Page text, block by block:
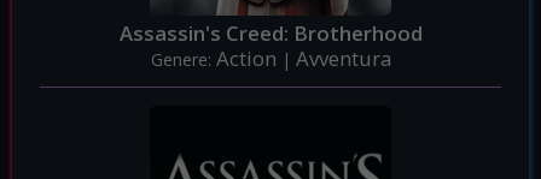
Assassin's Creed: Brotherhood
Genere: Action | Avventura